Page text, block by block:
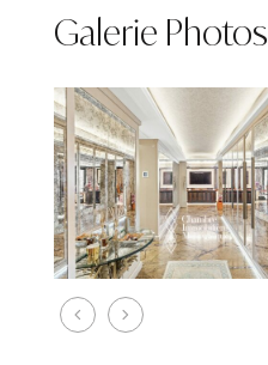
Galerie Photos